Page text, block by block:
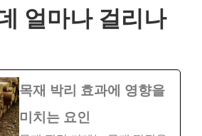
얼마나 걸리나
목재 박리 효과에 영향을
미치는 요인